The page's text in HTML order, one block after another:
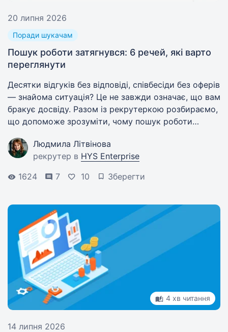
20 липня 2026
Поради шукачам
Пошук роботи затягнувся: 6 речей, які варто
переглянути
Десятки відгуків без відповіді, співбесіди без оферів
— знайома ситуація? Це не завжди означає, що вам
бракує досвіду. Разом із рекрутеркою розбираємо,
що допоможе зрозуміти, чому пошук роботи
Людмила Літвінова
рекрутер в HYS Enterprise
1624
7 10 Зберегти
4 хв читання
14 липня 2026